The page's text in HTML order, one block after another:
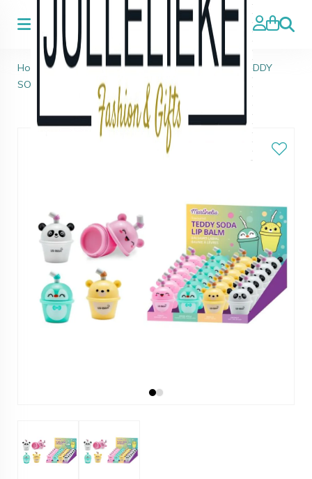
Zoeken
Home > Kids Beauty & Topmodel >MARTINELIA TEDDY
SODA LIPPENBALSEM